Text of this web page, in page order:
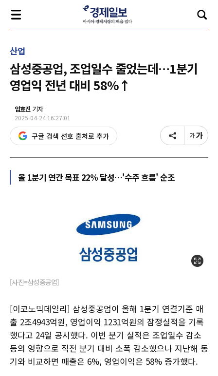
산업
삼성중공업, 조업일수 줄었는데…1분기
영업익 전년 대비 58%↑
임효진 기자
2025-04-24 16:27:01
구글 검색 선호 출처로 추가
올 1분기 연간 목표 22% 달성…'수주 흐름' 순조
[사진=삼성중공업]
[이코노믹데일리] 삼성중공업이 올해 1분기 연결기준 매
출 2조4943억원, 영업이익 1231억원의 잠정실적을 기록
했다고 24일 공시했다. 이번 분기 실적은 조업일수 감소
등의 영향으로 직전 분기 대비 소폭 감소했으나 지난해 동
기와 비교하면 매출은 6%, 영업이익은 58% 증가했다.